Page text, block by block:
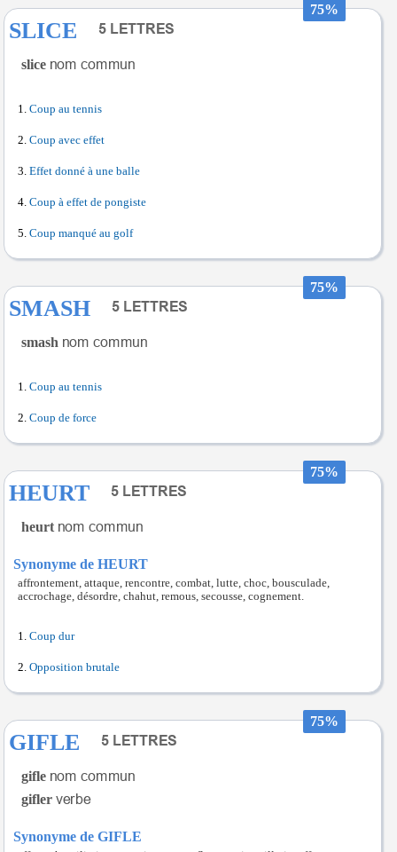
75%
SLICE
slice
Coup au tennis
Coup avec effet
Effet donné à une balle
Coup à effet de pongiste
Coup manqué au golf
75%
SMASH
smash
Coup au tennis
Coup de force
75%
HEURT
heurt
Synonyme de HEURT
affrontement, attaque, rencontre, combat, lutte, choc, bousculade,
accrochage, désordre, chahut, remous, secousse, cognement.
Coup dur
Opposition brutale
75%
GIFLE
gifle
gifler
Synonyme de GIFLE